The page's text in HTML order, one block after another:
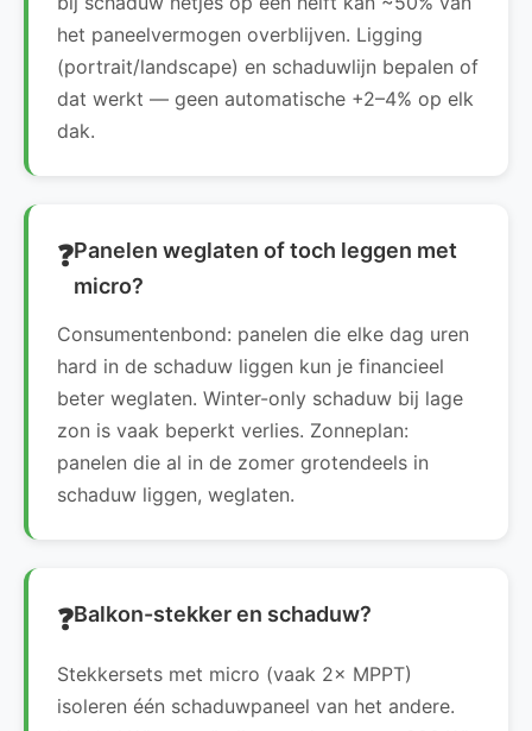
het paneelvermogen overblijven. Ligging
(portrait/landscape) en schaduwlijn bepalen of
dat werkt — geen automatische +2–4% op elk
dak.
Panelen weglaten of toch leggen met
micro?
Consumentenbond: panelen die elke dag uren
hard in de schaduw liggen kun je financieel
beter weglaten. Winter-only schaduw bij lage
zon is vaak beperkt verlies. Zonneplan:
panelen die al in de zomer grotendeels in
schaduw liggen, weglaten.
Balkon-stekker en schaduw?
Stekkersets met micro (vaak 2× MPPT)
isoleren één schaduwpaneel van het andere.